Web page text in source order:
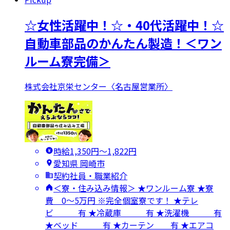
☆女性活躍中！☆・40代活躍中！☆
自動車部品のかんたん製造！＜ワン
ルーム寮完備＞
株式会社京栄センター〈名古屋営業所〉
時給1,350円〜1,822円
愛知県 岡崎市
契約社員・職業紹介
＜寮・住み込み情報＞ ★ワンルーム寮 ★寮
費 0～5万円 ※完全個室寮です！ ★テレ
ビ 有 ★冷蔵庫 有 ★洗濯機 有
★ベッド 有 ★カーテン 有 ★エアコ